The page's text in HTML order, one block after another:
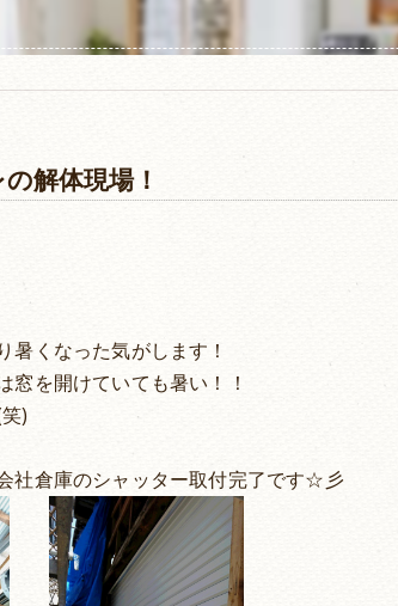
解体現場！
くなった気がします！
を開けていても暑い！！
)
社倉庫のシャッター取付完了です☆彡